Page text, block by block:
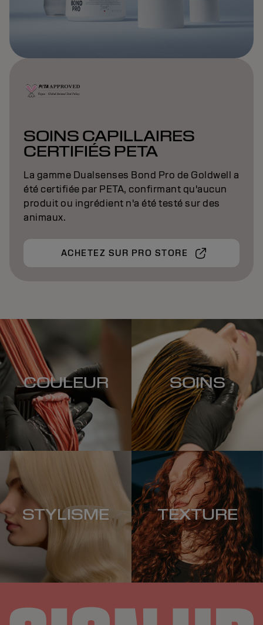
SOINS CAPILLAIRES
CERTIFIÉS PETA
La gamme Dualsenses Bond Pro de Goldwell a
été certifiée par PETA, confirmant qu'aucun
produit ou ingrédient n'a été testé sur des
animaux.
ACHETEZ SUR PRO STORE
COULEUR SOINS
STYLISME TEXTURE